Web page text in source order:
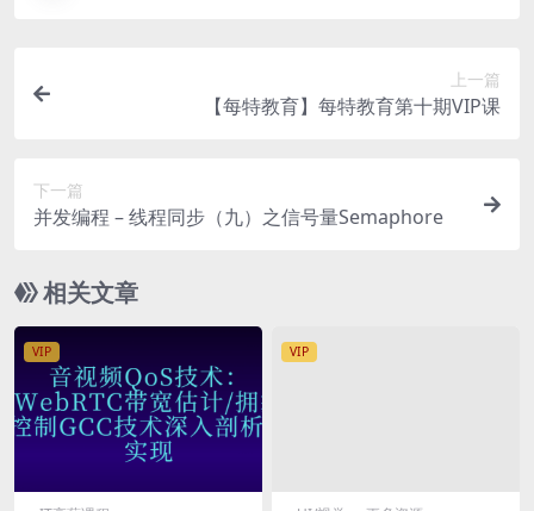
上一篇
【每特教育】每特教育第十期VIP课
下一篇
并发编程 – 线程同步（九）之信号量Semaphore
相关文章
VIP VIP